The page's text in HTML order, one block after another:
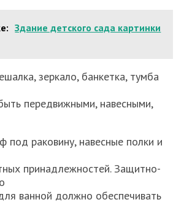
Здание детского сада картинки
зеркало, банкетка, тумба
передвижными, навесными,
под раковину, навесные полки и
принадлежностей. Защитно-
ванной должно обеспечивать